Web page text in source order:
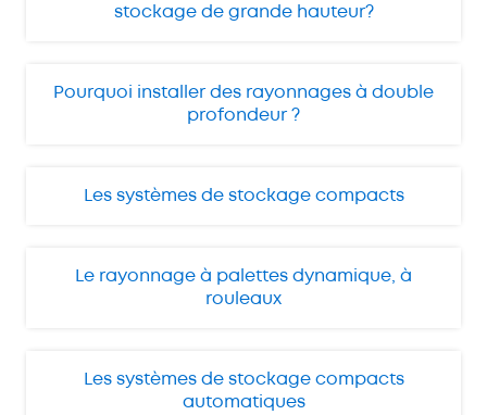
stockage de grande hauteur?
Pourquoi installer des rayonnages à double
profondeur ?
Les systèmes de stockage compacts
Le rayonnage à palettes dynamique, à
rouleaux
Les systèmes de stockage compacts
automatiques